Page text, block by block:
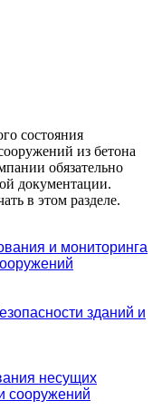
состояния
из бетона
обязательно
документации.
в этом разделе.
и мониторинга
зданий и
несущих
сооружений